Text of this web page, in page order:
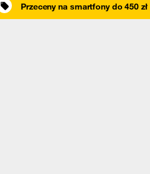
Przeceny na smartfony do 450